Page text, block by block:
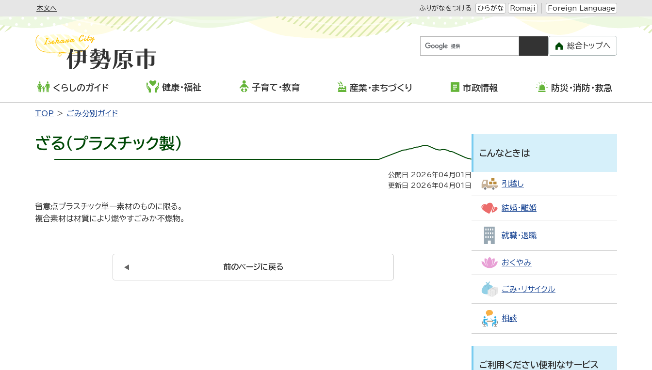
本文へ ふりがなをつける ひらがな Romaji Foreign Language
総合トップへ
くらしのガイド 健康・福祉 子育て・教育 産業・まちづくり 市政情報 防災・消防・救急
TOP ごみ分別ガイド
ざる（プラスチック製）
公開日 2026年04月01日
更新日 2026年04月01日
留意点プラスチック単一素材のものに限る。
複合素材は材質により燃やすごみか不燃物。
前のページに戻る
こんなときは
引越し
結婚・離婚
就職・退職
おくやみ
ごみ・リサイクル
相談
ご利用ください便利なサービス